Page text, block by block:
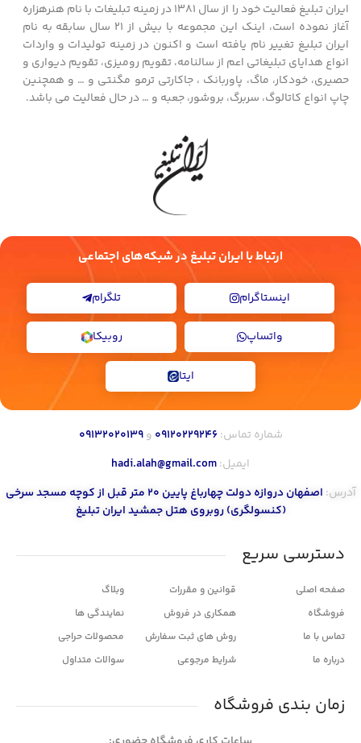
ایران تبلیغ فعالیت خود را از سال ۱۳۸۱ در زمینه تبلیغات با نام هنرهزاره
آغاز نموده است، اینک این مجموعه با بیش از ۲۱ سال سابقه به نام
ایران تبلیغ تغییر نام یافته است و اکنون در زمینه تولیدات و واردات
انواع هدایای تبلیغاتی اعم از سالنامه، تقویم رومیزی، تقویم دیواری و
حصیری، خودکار، ماگ، پاوربانک ، جاکارتی ترمو مگنتی و … و همچنین
چاپ انواع کاتالوگ، سربرگ، بروشور، جعبه و … در حال فعالیت می باشد.
ارتباط با ایران تبلیغ در شبکه‌های اجتماعی
اینستاگرام تلگرام
واتساپ روبیکا
ایتا
شماره تماس:۰۹۱۲۰۲۲۹۲۴۶ و۰۹۱۳۲۰۲۰۱۳۹
ایمیل:hadi.alah@gmail.com
آدرس:
اصفهان دروازه دولت چهارباغ پایین ۲۰ متر قبل از کوچه مسجد سرخی
(کنسولگری) روبروی هتل جمشید ایران تبلیغ
دسترسی سریع
صفحه اصلی
فروشگاه
تماس با ما
درباره ما
قوانین و مقررات
همکاری در فروش
روش های ثبت سفارش
شرایط مرجوعی
وبلاگ
نمایندگی ها
محصولات حراجی
سوالات متداول
زمان بندی فروشگاه